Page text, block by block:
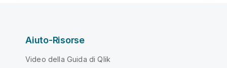
Aiuto-Risorse
Video della Guida di Qlik